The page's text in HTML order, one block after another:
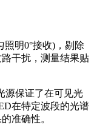
照明0°接收)，剔除
干扰，测量结果贴
源保证了在可见光
在特定波段的光谱
准确性。